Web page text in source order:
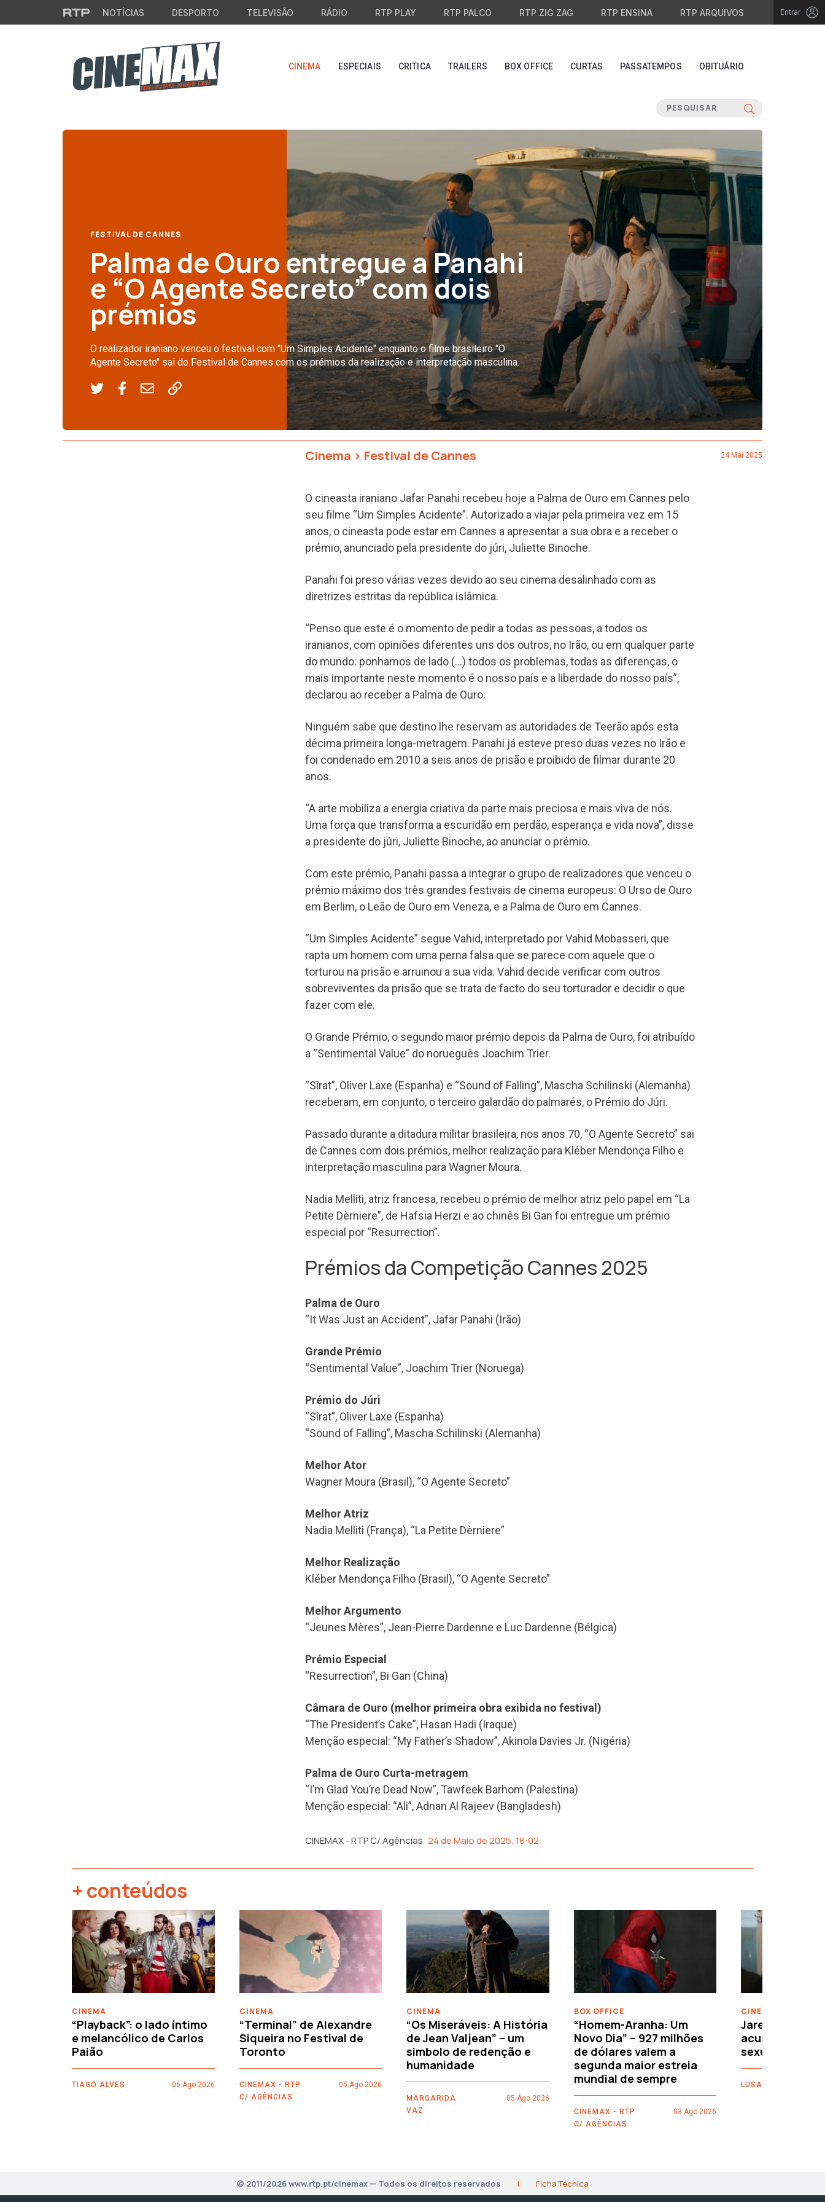
Saltar para o conteúdo principal
NOTÍCIAS DESPORTO TELEVISÃO RÁDIO RTP PLAY RTP PALCO RTP ZIG ZAG RTP ENSINA RTP ARQUIVOS Entrar
CINEMA ESPECIAIS CRITICA TRAILERS BOX OFFICE CURTAS PASSATEMPOS OBITUÁRIO
FESTIVAL DE CANNES
Palma de Ouro entregue a Panahi
e “O Agente Secreto” com dois
prémios
O realizador iraniano venceu o festival com "Um Simples Acidente" enquanto o filme brasileiro "O
Agente Secreto" sai do Festival de Cannes com os prémios da realização e interpretação masculina.
Cinema > Festival de Cannes 24 Mai 2025
O cineasta iraniano Jafar Panahi recebeu hoje a Palma de Ouro em Cannes pelo
seu filme “Um Simples Acidente”. Autorizado a viajar pela primeira vez em 15
anos, o cineasta pode estar em Cannes a apresentar a sua obra e a receber o
prémio, anunciado pela presidente do júri, Juliette Binoche.
Panahi foi preso várias vezes devido ao seu cinema desalinhado com as
diretrizes estritas da república islâmica.
“Penso que este é o momento de pedir a todas as pessoas, a todos os
iranianos, com opiniões diferentes uns dos outros, no Irão, ou em qualquer parte
do mundo: ponhamos de lado (…) todos os problemas, todas as diferenças, o
mais importante neste momento é o nosso país e a liberdade do nosso país”,
declarou ao receber a Palma de Ouro.
Ninguém sabe que destino lhe reservam as autoridades de Teerão após esta
décima primeira longa-metragem. Panahi já esteve preso duas vezes no Irão e
foi condenado em 2010 a seis anos de prisão e proibido de filmar durante 20
anos.
“A arte mobiliza a energia criativa da parte mais preciosa e mais viva de nós.
Uma força que transforma a escuridão em perdão, esperança e vida nova”, disse
a presidente do júri, Juliette Binoche, ao anunciar o prémio.
Com este prémio, Panahi passa a integrar o grupo de realizadores que venceu o
prémio máximo dos três grandes festivais de cinema europeus: O Urso de Ouro
em Berlim, o Leão de Ouro em Veneza, e a Palma de Ouro em Cannes.
“Um Simples Acidente” segue Vahid, interpretado por Vahid Mobasseri, que
rapta um homem com uma perna falsa que se parece com aquele que o
torturou na prisão e arruinou a sua vida. Vahid decide verificar com outros
sobreviventes da prisão que se trata de facto do seu torturador e decidir o que
fazer com ele.
O Grande Prémio, o segundo maior prémio depois da Palma de Ouro, foi atribuído
a “Sentimental Value” do norueguês Joachim Trier.
“Sîrat”, Oliver Laxe (Espanha) e “Sound of Falling”, Mascha Schilinski (Alemanha)
receberam, em conjunto, o terceiro galardão do palmarés, o Prémio do Júri.
Passado durante a ditadura militar brasileira, nos anos 70, “O Agente Secreto” sai
de Cannes com dois prémios, melhor realização para Kléber Mendonça Filho e
interpretação masculina para Wagner Moura.
Nadia Melliti, atriz francesa, recebeu o prémio de melhor atriz pelo papel em “La
Petite Dèrniere”, de Hafsia Herzi e ao chinês Bi Gan foi entregue um prémio
especial por “Resurrection”.
Prémios da Competição Cannes 2025
Palma de Ouro
“It Was Just an Accident”, Jafar Panahi (Irão)
Grande Prémio
“Sentimental Value”, Joachim Trier (Noruega)
Prémio do Júri
“Sîrat”, Oliver Laxe (Espanha)
“Sound of Falling”, Mascha Schilinski (Alemanha)
Melhor Ator
Wagner Moura (Brasil), “O Agente Secreto”
Melhor Atriz
Nadia Melliti (França), “La Petite Dèrniere”
Melhor Realização
Kléber Mendonça Filho (Brasil), “O Agente Secreto”
Melhor Argumento
“Jeunes Mères”, Jean-Pierre Dardenne e Luc Dardenne (Bélgica)
Prémio Especial
“Resurrection”, Bi Gan (China)
Câmara de Ouro (melhor primeira obra exibida no festival)
“The President’s Cake”, Hasan Hadi (Iraque)
Menção especial: “My Father’s Shadow”, Akinola Davies Jr. (Nigéria)
Palma de Ouro Curta-metragem
“I’m Glad You’re Dead Now”, Tawfeek Barhom (Palestina)
Menção especial: “Ali”, Adnan Al Rajeev (Bangladesh)
CINEMAX - RTP C/ Agências 24 de Maio de 2025, 18:02
+ conteúdos
CINEMA
“Playback”: o lado íntimo
e melancólico de Carlos
Paião
TIAGO ALVES 06 Ago 2026
CINEMA
“Terminal” de Alexandre
Siqueira no Festival de
Toronto
CINEMAX - RTP
C/ AGÊNCIAS
05 Ago 2026
CINEMA
“Os Miseráveis: A História
de Jean Valjean” – um
simbolo de redenção e
humanidade
MARGARIDA
VAZ
05 Ago 2026
BOX OFFICE
“Homem-Aranha: Um
Novo Dia” – 927 milhões
de dólares valem a
segunda maior estreia
mundial de sempre
CINEMAX - RTP
C/ AGÊNCIAS
03 Ago 2026
CINEMA
Jared Leto
acusações de
sexuais
LUSA
‹
© 2011/2026 www.rtp.pt/cinemax — Todos os direitos reservados | Ficha Técnica